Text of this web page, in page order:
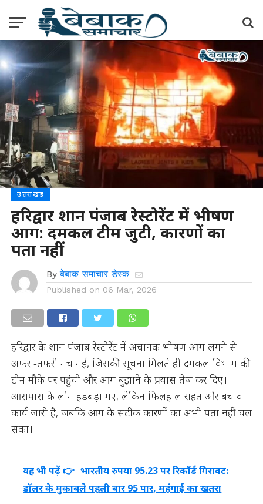
उत्तराखंड
हरिद्वार शान पंजाब रेस्टोरेंट में भीषण
आग: दमकल टीम जुटी, कारणों का
पता नहीं
By बेबाक समाचार डेस्क
Published on 06 Mar, 2026
हरिद्वार के शान पंजाब रेस्टोरेंट में अचानक भीषण आग लगने से
अफरा-तफरी मच गई, जिसकी सूचना मिलते ही दमकल विभाग की
टीम मौके पर पहुंची और आग बुझाने के प्रयास तेज कर दिए।
आसपास के लोग हड़बड़ा गए, लेकिन फिलहाल राहत और बचाव
कार्य जारी है, जबकि आग के सटीक कारणों का अभी पता नहीं चल
सका।
यह भी पढ़ें 👉 भारतीय रुपया 95.23 पर रिकॉर्ड गिरावट:
डॉलर के मुकाबले पहली बार 95 पार, महंगाई का खतरा